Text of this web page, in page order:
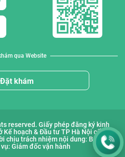
qua Website
Đặt khám
reserved. Giấy phép đăng ký kinh
Kế hoạch & Đầu tư TP Hà Nội cấp lần
chịu trách nhiệm nội dung: Bà
Giám đốc vận hành